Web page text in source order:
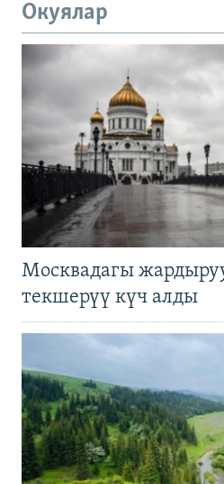
Окуялар
Москвадагы
текшерүү күч алды